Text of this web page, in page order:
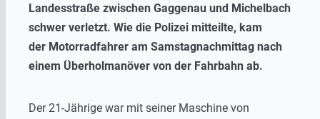
Landesstraße zwischen Gaggenau und Michelbach
schwer verletzt. Wie die Polizei mitteilte, kam
der Motorradfahrer am Samstagnachmittag nach
einem Überholmanöver von der Fahrbahn ab.
Der 21-Jährige war mit seiner Maschine von